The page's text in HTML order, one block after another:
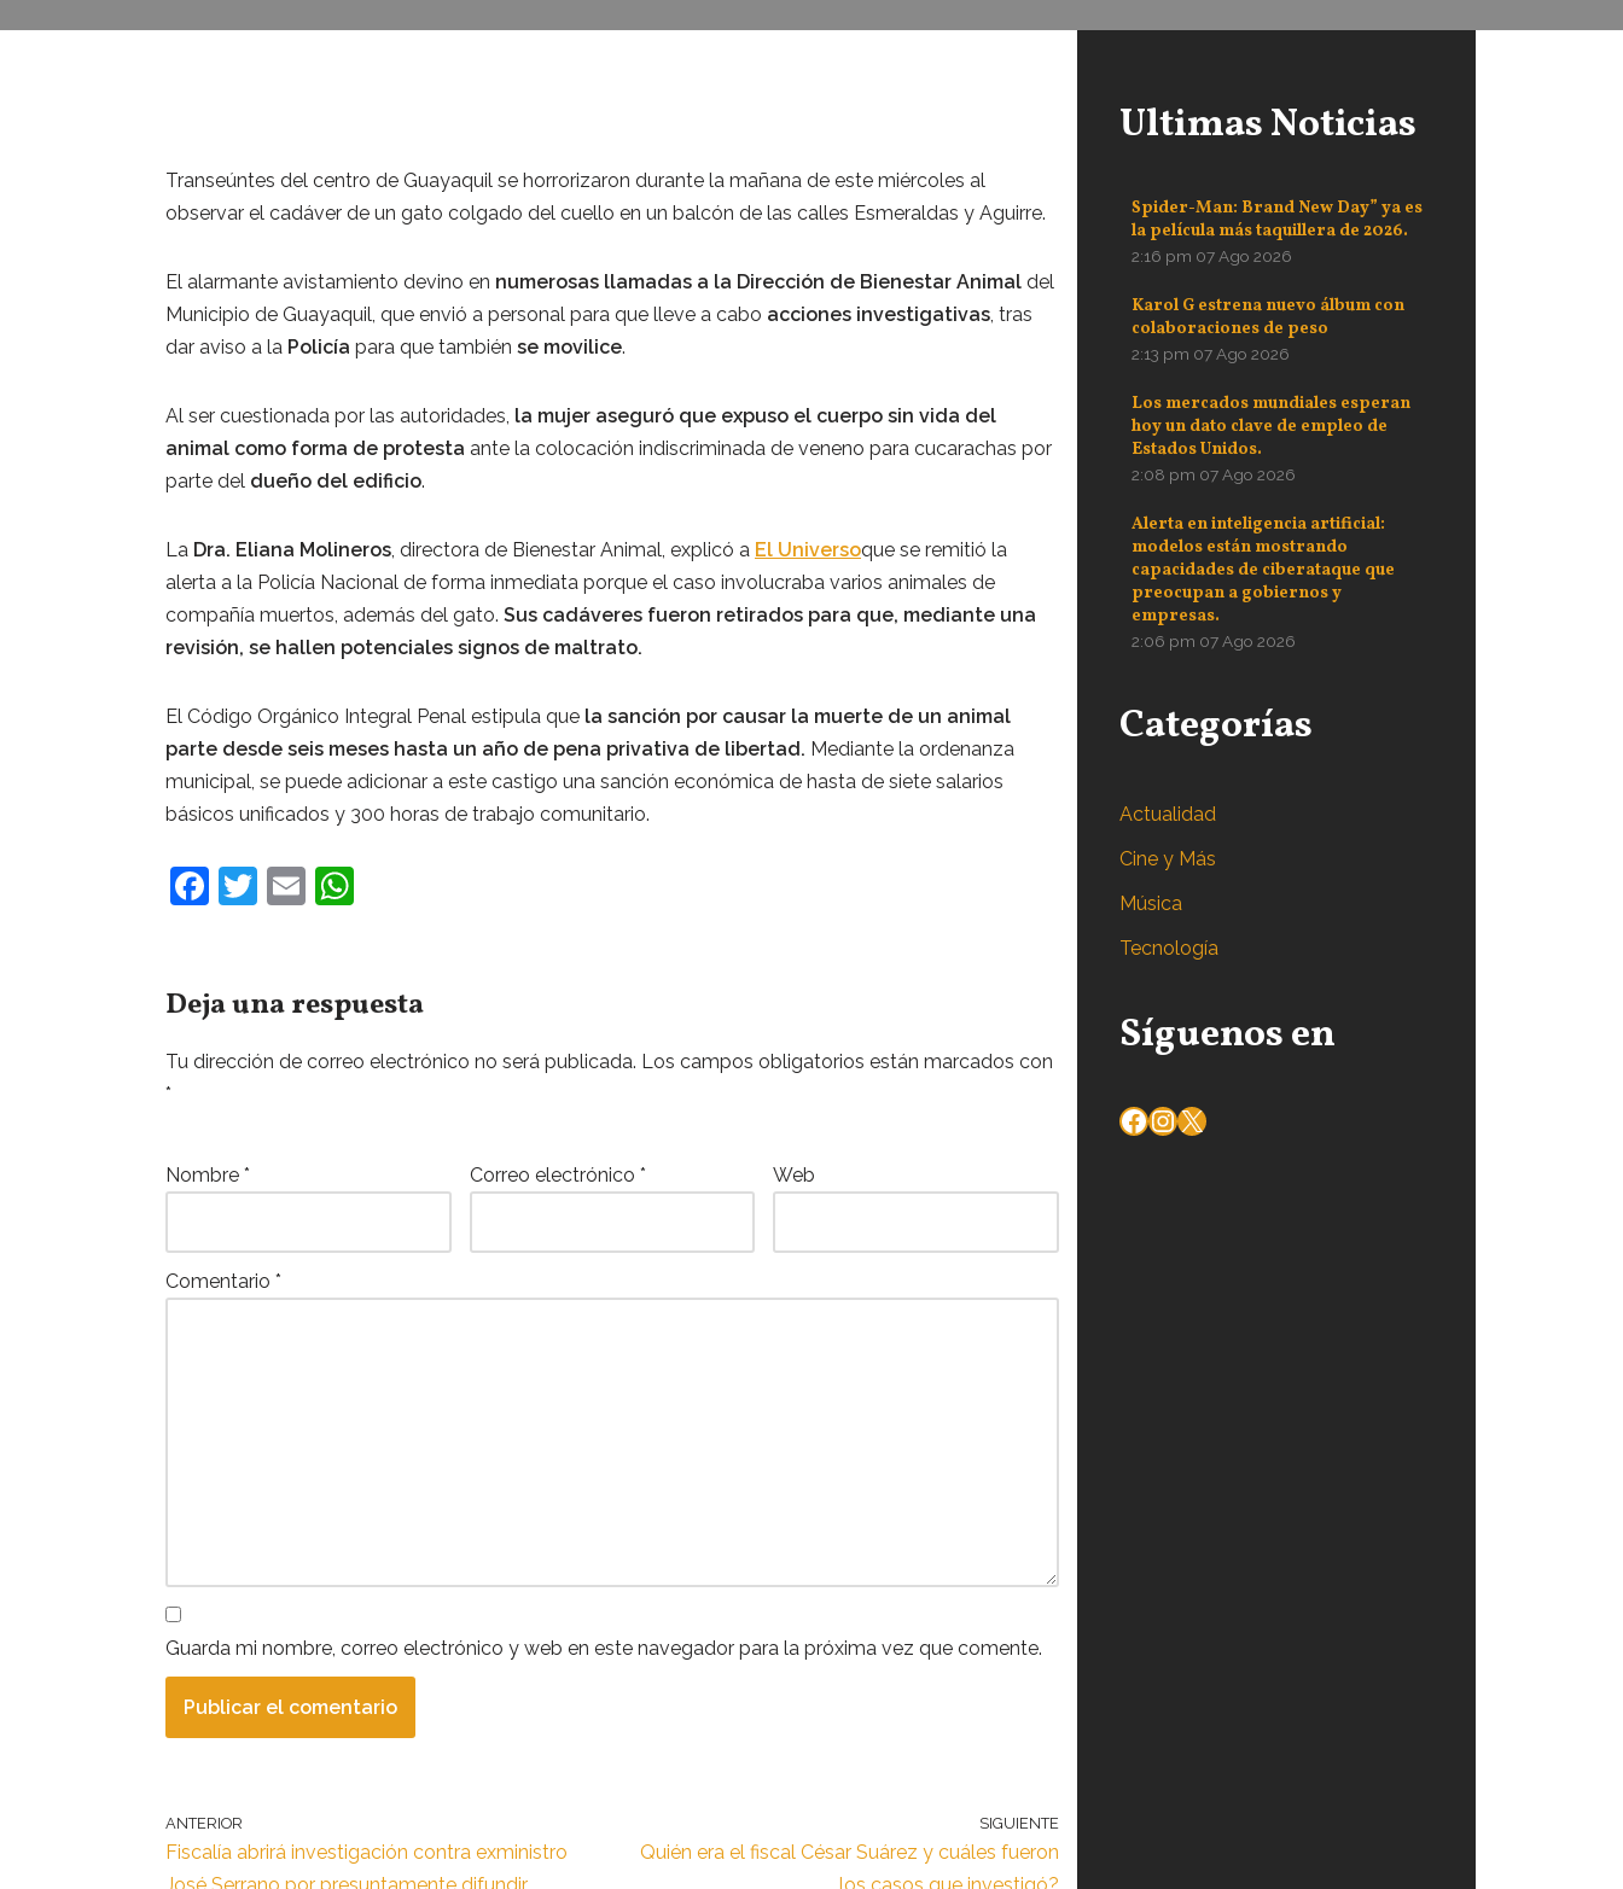
Transeúntes del centro de Guayaquil se horrorizaron durante la mañana de este miércoles al
observar el cadáver de un gato colgado del cuello en un balcón de las calles Esmeraldas y Aguirre.
El alarmante avistamiento devino en numerosas llamadas a la Dirección de Bienestar Animal del
Municipio de Guayaquil, que envió a personal para que lleve a cabo acciones investigativas, tras
dar aviso a la Policía para que también se movilice.
Al ser cuestionada por las autoridades, la mujer aseguró que expuso el cuerpo sin vida del
animal como forma de protesta ante la colocación indiscriminada de veneno para cucarachas por
parte del dueño del edificio.
La Dra. Eliana Molineros, directora de Bienestar Animal, explicó a El Universoque se remitió la
alerta a la Policía Nacional de forma inmediata porque el caso involucraba varios animales de
compañía muertos, además del gato. Sus cadáveres fueron retirados para que, mediante una
revisión, se hallen potenciales signos de maltrato.
El Código Orgánico Integral Penal estipula que la sanción por causar la muerte de un animal
parte desde seis meses hasta un año de pena privativa de libertad. Mediante la ordenanza
municipal, se puede adicionar a este castigo una sanción económica de hasta de siete salarios
básicos unificados y 300 horas de trabajo comunitario.
F
e
o
k
T
er
E
l
s
p
Deja una respuesta
Tu dirección de correo electrónico no será publicada. Los campos obligatorios están marcados con
*
Nombre * Correo electrónico * Web
Comentario *
Guarda mi nombre, correo electrónico y web en este navegador para la próxima vez que comente.
ANTERIOR
Fiscalía abrirá investigación contra exministro
SIGUIENTE
Quién era el fiscal César Suárez y cuáles fueron
Ultimas Noticias
Spider-Man: Brand New Day” ya es
la película más taquillera de 2026.
2:16 pm 07 Ago 2026
Karol G estrena nuevo álbum con
colaboraciones de peso
2:13 pm 07 Ago 2026
Los mercados mundiales esperan
hoy un dato clave de empleo de
Estados Unidos.
2:08 pm 07 Ago 2026
Alerta en inteligencia artificial:
modelos están mostrando
capacidades de ciberataque que
preocupan a gobiernos y
empresas.
2:06 pm 07 Ago 2026
Categorías
Actualidad
Cine y Más
Música
Tecnología
Síguenos en